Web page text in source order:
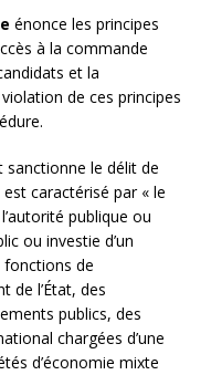
énonce les principes
à la commande
et la
de ces principes
sanctionne le délit de
caractérisé par « le
publique ou
ou investie d’un
de
de l’État, des
publics, des
chargées d’une
d’économie mixte